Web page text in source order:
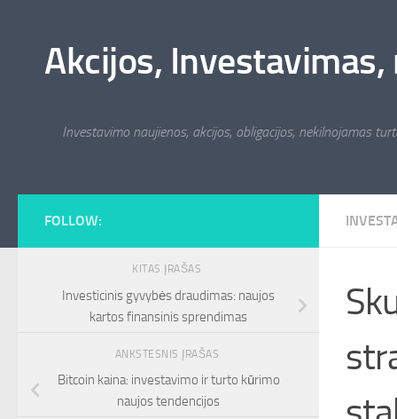
Akcijos,
Investavimo naujienos, akcijos, obligacijos, nekilnojamas
FOLLOW:
KITAS ĮRAŠAS
Investicinis gyvybės draudimas: naujos
kartos finansinis sprendimas
ANKSTESNIS ĮRAŠAS
Bitcoin kaina: investavimo ir turto kūrimo
naujos tendencijos